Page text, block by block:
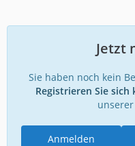
Jetzt
Sie haben noch kein
Registrieren Sie sich
Anmelden